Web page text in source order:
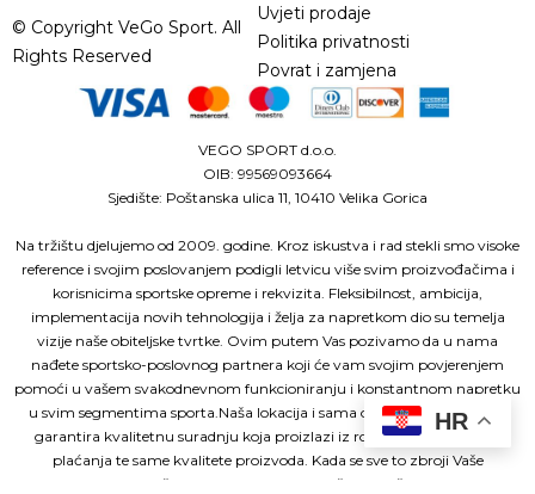
© Copyright VeGo Sport. All
Rights Reserved
Uvjeti prodaje
Politika privatnosti
Povrat i zamjena
VEGO SPORT d.o.o.
OIB: 99569093664
Sjedište: Poštanska ulica 11, 10410 Velika Gorica
Na tržištu djelujemo od 2009. godine. Kroz iskustva i rad stekli smo visoke
reference i svojim poslovanjem podigli letvicu više svim proizvođačima i
korisnicima sportske opreme i rekvizita. Fleksibilnost, ambicija,
implementacija novih tehnologija i želja za napretkom dio su temelja
vizije naše obiteljske tvrtke. Ovim putem Vas pozivamo da u nama
nađete sportsko-poslovnog partnera koji će vam svojim povjerenjem
pomoći u vašem svakodnevnom funkcioniranju i konstantnom napretku
u svim segmentima sporta.Naša lokacija i sama organiziranost tvrtke
garantira kvalitetnu suradnju koja proizlazi iz roka isporuke, načina
plaćanja te same kvalitete proizvoda. Kada se sve to zbroji Vaše
zadovoljstvo je naš uspjeh.Budite i Vi dio naših uspješnih partnera!
HR